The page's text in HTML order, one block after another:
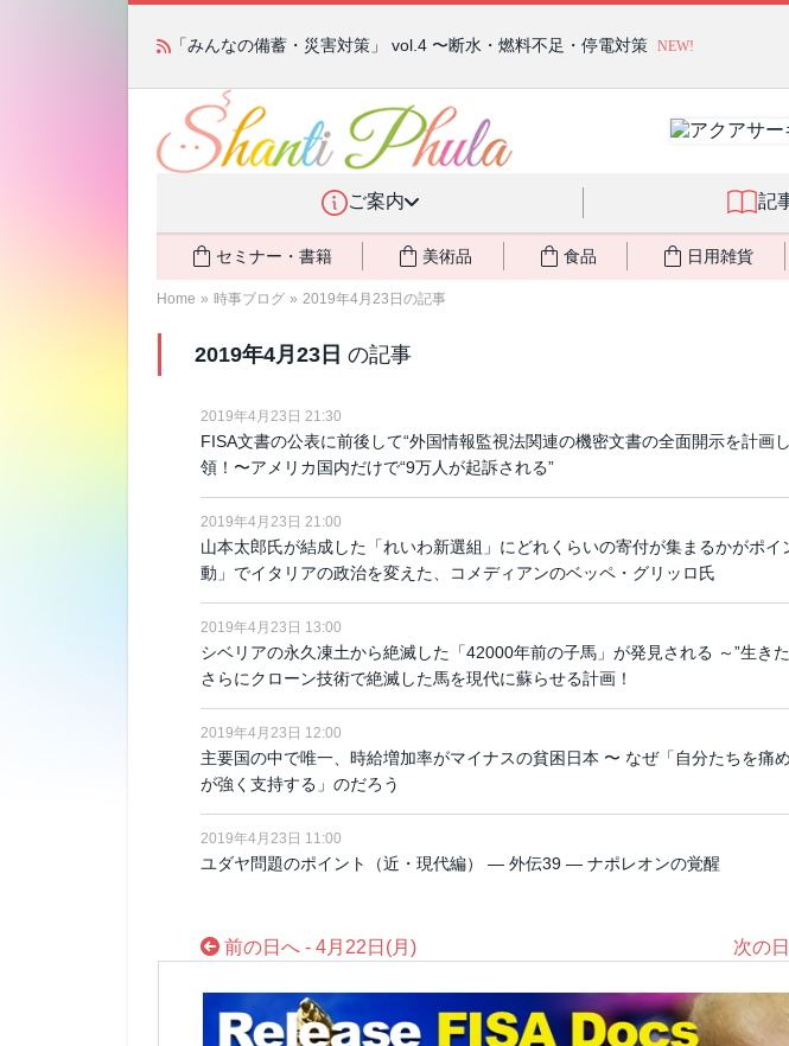
「みんなの備蓄・災害対策」 vol.4 〜断水・燃料不足・停電対策 NEW!
かつて愛されていた人気商品が復活！夏場に活躍するジェルクリーム「アクアサ
ご案内 記
セミナー・書籍 美術品 食品 日用雑貨
Home » 時事ブログ » 2019年4月23日の記事
2019年4月23日 の記事
2019年4月23日 21:30
FISA文書の公表に前後して“外国情報監視法関連の機密文書の全面開示を計画
領！〜アメリカ国内だけで“9万人が起訴される”
2019年4月23日 21:00
山本太郎氏が結成した「れいわ新選組」にどれくらいの寄付が集まるかがポイ
動」でイタリアの政治を変えた、コメディアンのベッペ・グリッロ氏
2019年4月23日 13:00
シベリアの永久凍土から絶滅した「42000年前の子馬」が発見される ～”生きた
さらにクローン技術で絶滅した馬を現代に蘇らせる計画！
2019年4月23日 12:00
主要国の中で唯一、時給増加率がマイナスの貧困日本 〜 なぜ「自分たちを痛
が強く支持する」のだろう
2019年4月23日 11:00
ユダヤ問題のポイント（近・現代編） ― 外伝39 ― ナポレオンの覚醒
前の日へ - 4月22日(月) 次の